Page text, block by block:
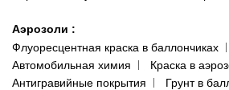
Аэрозоли :
Флуоресцентная краска в баллончиках
Автомобильная химия
Краска в
Антигравийные покрытия
Грунт в